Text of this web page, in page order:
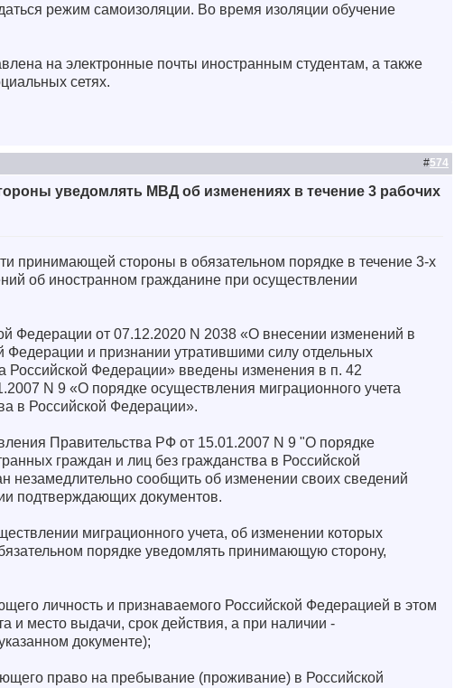
режим самоизоляции. Во время изоляции обучение
на электронные почты иностранным студентам, а также
сетях.
#574
уведомлять МВД об изменениях в течение 3 рабочих
принимающей стороны в обязательном порядке в течение 3-х
об иностранном гражданине при осуществлении
Федерации от 07.12.2020 N 2038 «О внесении изменений в
Федерации и признании утратившими силу отдельных
Российской Федерации» введены изменения в п. 42
N 9 «О порядке осуществления миграционного учета
в Российской Федерации».
Правительства РФ от 15.01.2007 N 9 "О порядке
граждан и лиц без гражданства в Российской
незамедлительно сообщить об изменении своих сведений
подтверждающих документов.
миграционного учета, об изменении которых
порядке уведомлять принимающую сторону,
личность и признаваемого Российской Федерацией в этом
и место выдачи, срок действия, а при наличии -
документе);
право на пребывание (проживание) в Российской